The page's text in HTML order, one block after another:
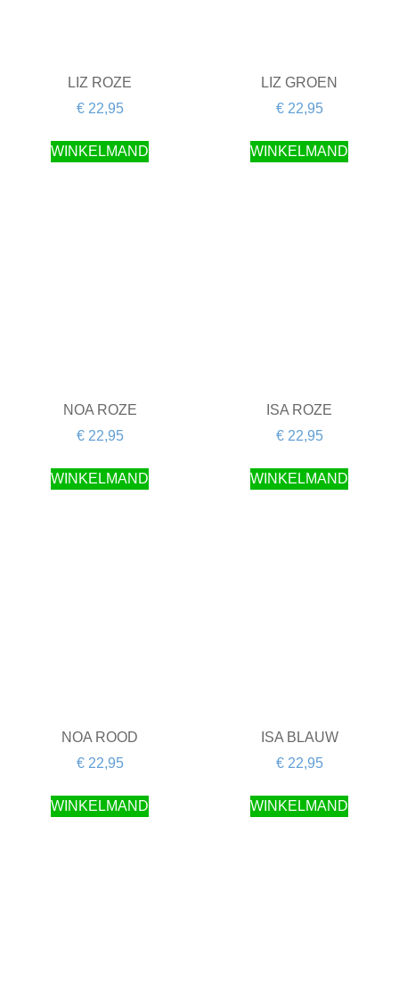
LIZ ROZE
€22,95
WINKELMAND
LIZ GROEN
€22,95
WINKELMAND
NOA ROZE
€22,95
WINKELMAND
ISA ROZE
€22,95
WINKELMAND
NOA ROOD
€22,95
WINKELMAND
ISA BLAUW
€22,95
WINKELMAND